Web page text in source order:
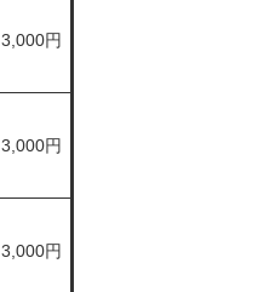
3,000円
3,000円
3,000円